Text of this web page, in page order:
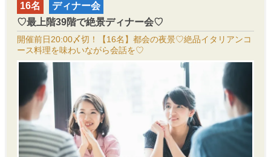
16名
ディナー会
♡最上階39階で絶景ディナー会♡
開催前日20:00〆切！【16名】都会の夜景♡絶品イタリアンコ
ース料理を味わいながら会話を♡